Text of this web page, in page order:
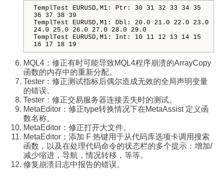
TemplTest EURUSD,M1: Ptr: 30 31 32 33 34 35
36 37 38 39
TemplTest EURUSD,M1: Dbl: 20.0 21.0 22.0 23.0
24.0 25.0 26.0 27.0 28.0 29.0
TemplTest EURUSD,M1: Int: 10 11 12 13 14 15
16 17 18 19
MQL4：修正有时可能导致MQL4程序崩溃的ArrayCopy
函数的内存中的重新分配。
Tester：修正测试指标后偶尔造成无效的全局声明变量
的错误。
Tester：修正交易服务器连接丢失时的测试。
MetaEditor：修正type转换情况下在MetaAssist 定义函
数名称。
MetaEditor：修正打开大文件。
MetaEditor：添加 F 热键用于从代码库选项卡调用搜索
函数，以及在处理代码命令的状态栏的多个提示：增加/
减少缩进，导航，情况转移，等等。
修复崩溃日志中报告的错误。